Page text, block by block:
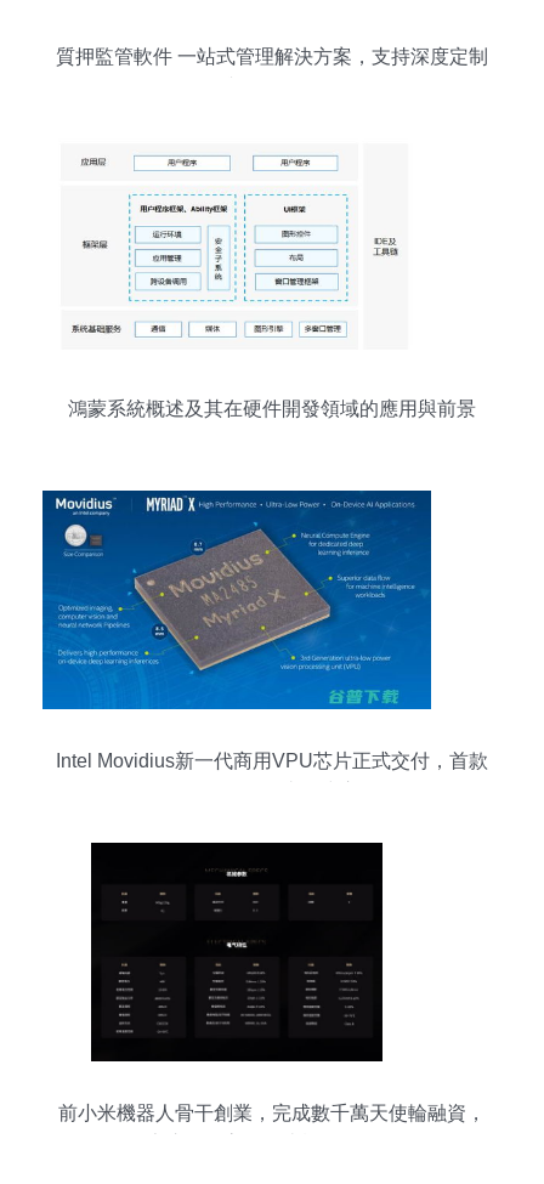
質押監管軟件 一站式管理解決方案，支持深度定制
鴻蒙系統概述及其在硬件開發領域的應用與前景
Intel Movidius新一代商用VPU芯片正式交付，首款
前小米機器人骨干創業，完成數千萬天使輪融資，